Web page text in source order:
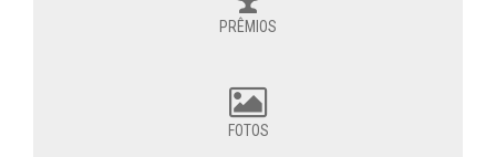
PRÊMIOS
FOTOS